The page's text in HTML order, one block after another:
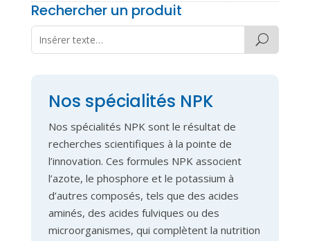
Rechercher un produit
Nos spécialités NPK
Nos spécialités NPK sont le résultat de
recherches scientifiques à la pointe de
l’innovation. Ces formules NPK associent
l’azote, le phosphore et le potassium à
d’autres composés, tels que des acides
aminés, des acides fulviques ou des
microorganismes, qui complètent la nutrition